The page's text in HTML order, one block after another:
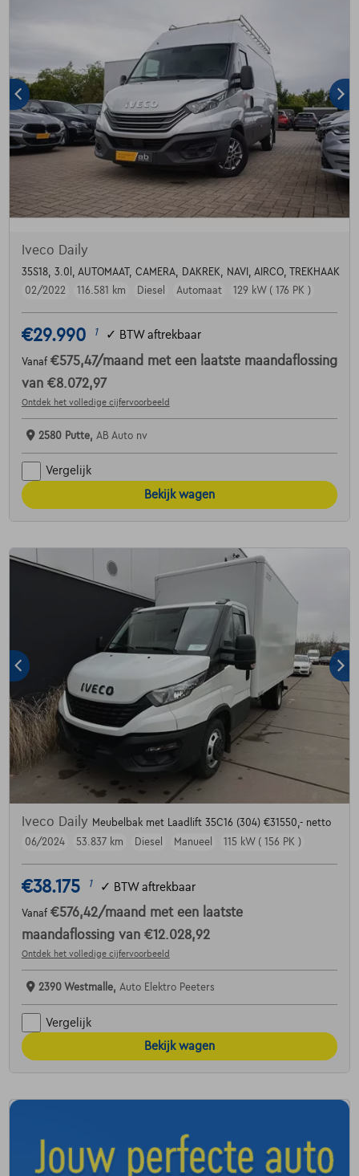
Iveco Daily
35S18, 3.0l, AUTOMAAT, CAMERA, DAKREK, NAVI, AIRCO, TREKHAAK
02/2022
116.581 km Diesel Automaat 129 kW ( 176 PK )
€29.990 1 ✓ BTW aftrekbaar
Vanaf €575,47/maand met een laatste maandaflossing
van €8.072,97
Ontdek het volledige cijfervoorbeeld
2580 Putte, AB Auto nv
Vergelijk
Bekijk wagen
Iveco Daily Meubelbak met Laadlift 35C16 (304) €31550,- netto
06/2024
53.837 km Diesel Manueel 115 kW ( 156 PK )
€38.175 1 ✓ BTW aftrekbaar
Vanaf €576,42/maand met een laatste
maandaflossing van €12.028,92
Ontdek het volledige cijfervoorbeeld
2390 Westmalle, Auto Elektro Peeters
Vergelijk
Bekijk wagen